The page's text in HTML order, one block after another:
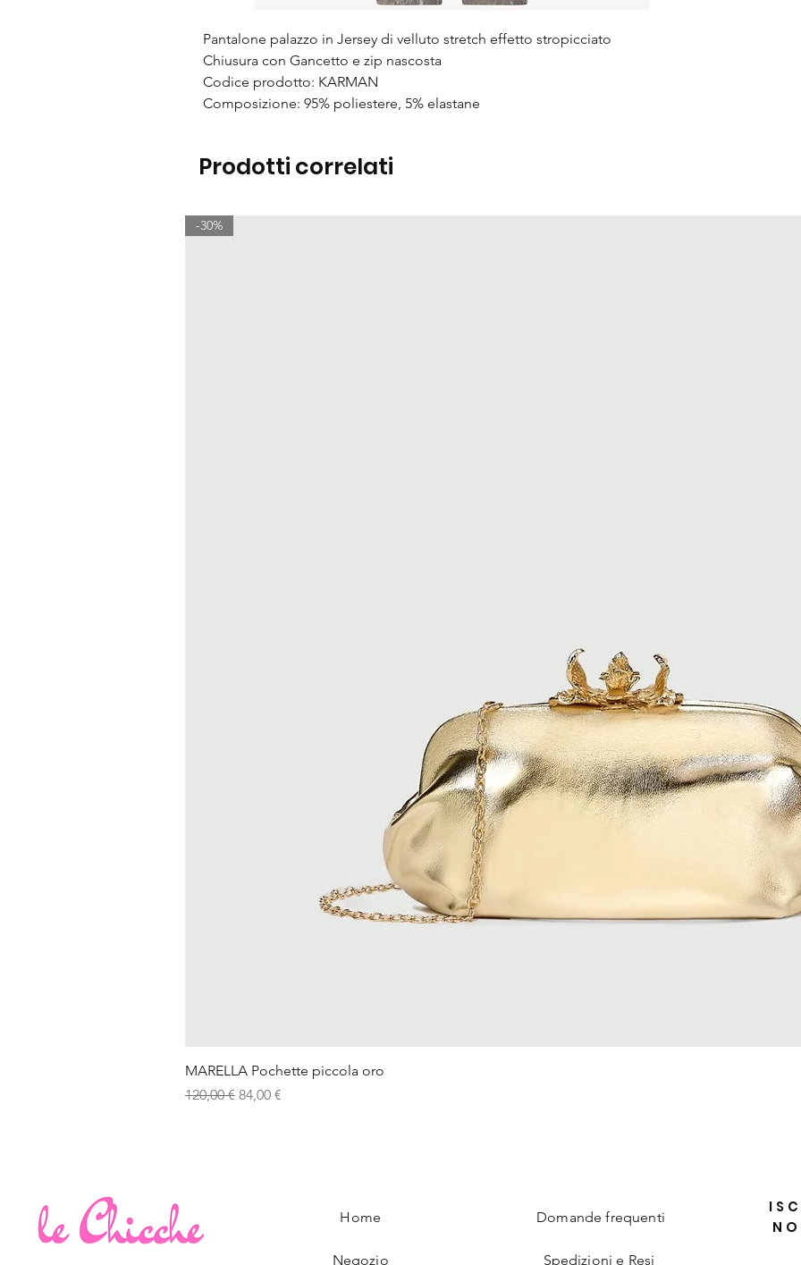
Pantalone palazzo in Jersey di velluto stretch effetto stropicciato
Chiusura con Gancetto e zip nascosta
Codice prodotto: KARMAN
Composizione: 95% poliestere, 5% elastane
Prodotti correlati
-30%
MARELLA Pochette piccola oro
Prezzo regolare
120,00 € Prezzo scontato
84,00 €
Home
Negozio
Domande frequenti
Spedizioni e Resi